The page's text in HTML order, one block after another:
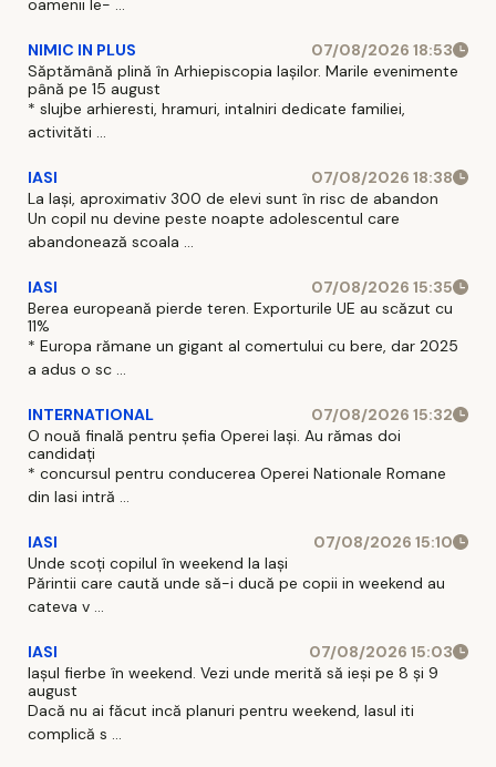
oamenii le- ...
NIMIC IN PLUS
07/08/2026 18:53
Săptămână plină în Arhiepiscopia Iașilor. Marile evenimente
până pe 15 august
* slujbe arhieresti, hramuri, intalniri dedicate familiei,
activităti ...
IASI
07/08/2026 18:38
La Iași, aproximativ 300 de elevi sunt în risc de abandon
Un copil nu devine peste noapte adolescentul care
abandonează scoala ...
IASI
07/08/2026 15:35
Berea europeană pierde teren. Exporturile UE au scăzut cu
11%
* Europa rămane un gigant al comertului cu bere, dar 2025
a adus o sc ...
INTERNATIONAL
07/08/2026 15:32
O nouă finală pentru șefia Operei Iași. Au rămas doi
candidați
* concursul pentru conducerea Operei Nationale Romane
din Iasi intră ...
IASI
07/08/2026 15:10
Unde scoți copilul în weekend la Iași
Părintii care caută unde să-i ducă pe copii in weekend au
cateva v ...
IASI
07/08/2026 15:03
Iașul fierbe în weekend. Vezi unde merită să ieși pe 8 și 9
august
Dacă nu ai făcut incă planuri pentru weekend, Iasul iti
complică s ...